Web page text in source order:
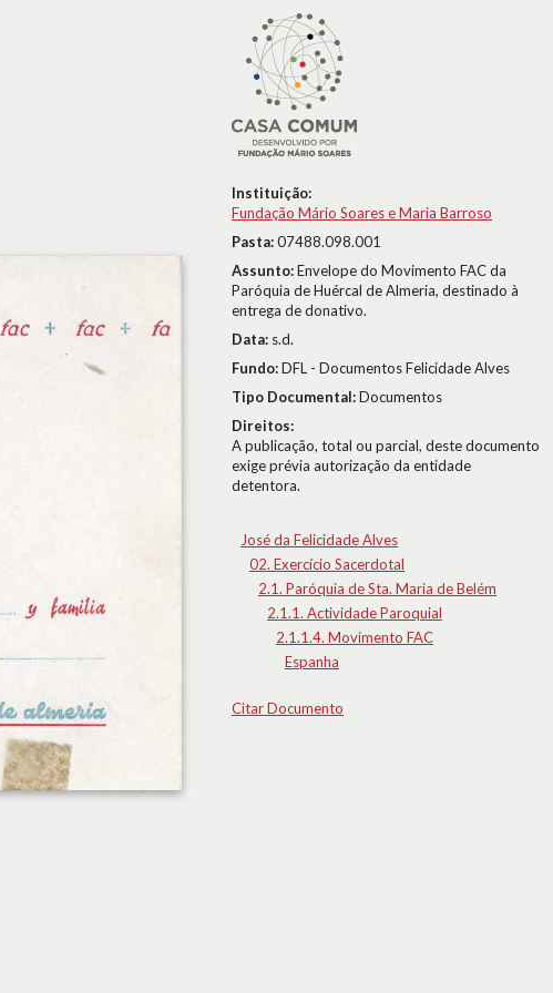
Instituição:
Fundação Mário Soares e Maria Barroso
Pasta:07488.098.001
Assunto:Envelope do Movimento FAC da
Paróquia de Huércal de Almeria, destinado à
entrega de donativo.
Data: s.d.
Fundo:DFL - Documentos Felicidade Alves
Tipo Documental:Documentos
Direitos:
A publicação, total ou parcial, deste documento
exige prévia autorização da entidade
detentora.
José da Felicidade Alves
02. Exercício Sacerdotal
2.1. Paróquia de Sta. Maria de Belém
2.1.1. Actividade Paroquial
2.1.1.4. Movimento FAC
Espanha
Citar Documento